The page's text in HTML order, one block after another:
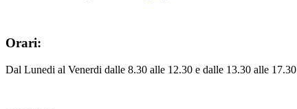
Orari:
Dal Lunedi al Venerdi dalle 8.30 alle 12.30 e dalle 13.30 alle 17.30